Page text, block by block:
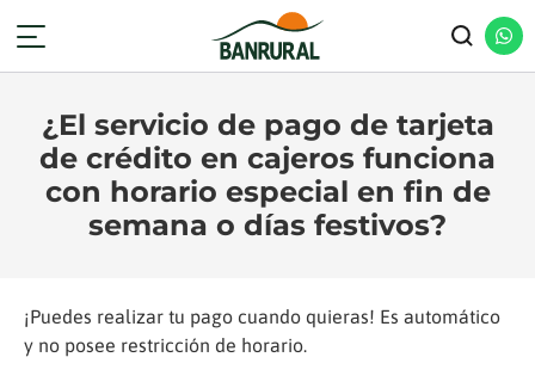
¿El servicio de pago de tarjeta
de crédito en cajeros funciona
con horario especial en fin de
semana o días festivos?
¡Puedes realizar tu pago cuando quieras! Es automático
y no posee restricción de horario.